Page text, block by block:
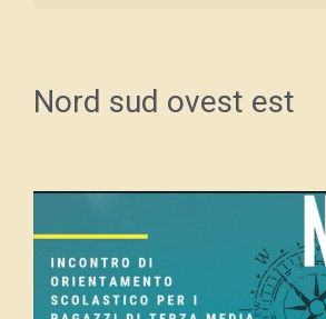
Nord sud ovest est